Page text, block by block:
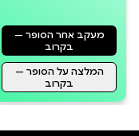
מעקב אחר הסופר —
בקרוב
המלצה על הסופר —
בקרוב